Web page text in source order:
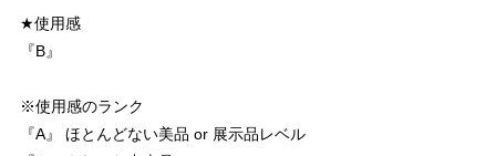
★使用感
『B』
※使用感のランク
『A』 ほとんどない美品 or 展示品レベル